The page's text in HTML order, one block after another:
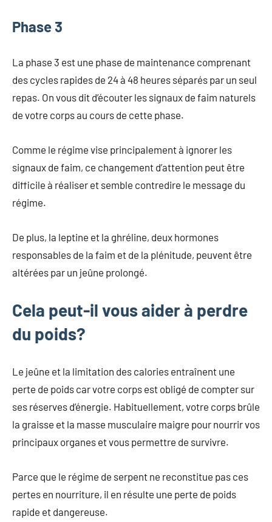
Phase 3
La phase 3 est une phase de maintenance comprenant
des cycles rapides de 24 à 48 heures séparés par un seul
repas. On vous dit d’écouter les signaux de faim naturels
de votre corps au cours de cette phase.
Comme le régime vise principalement à ignorer les
signaux de faim, ce changement d’attention peut être
difficile à réaliser et semble contredire le message du
régime.
De plus, la leptine et la ghréline, deux hormones
responsables de la faim et de la plénitude, peuvent être
altérées par un jeûne prolongé.
Cela peut-il vous aider à perdre
du poids?
Le jeûne et la limitation des calories entraînent une
perte de poids car votre corps est obligé de compter sur
ses réserves d’énergie. Habituellement, votre corps brûle
la graisse et la masse musculaire maigre pour nourrir vos
principaux organes et vous permettre de survivre.
Parce que le régime de serpent ne reconstitue pas ces
pertes en nourriture, il en résulte une perte de poids
rapide et dangereuse.